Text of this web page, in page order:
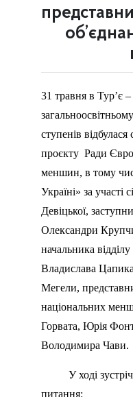
31 травня в Тур’є
загальноосвітньому
ступенів відбулася
проєкту Ради
меншин, в тому
Україні» за участі
Девіцької,
Олександри
начальника
Владислава
Мегели,
національних
Горвата, Юрія
Володимира Чави.
У ході зустрічі
питання: